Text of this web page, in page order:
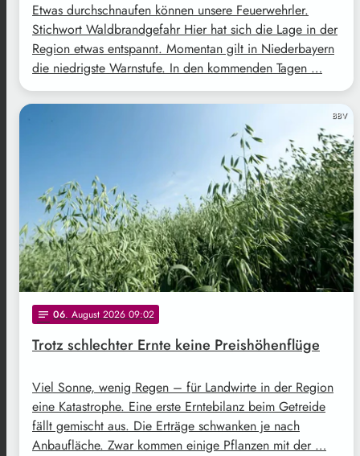
Etwas durchschnaufen können unsere Feuerwehrler.
Stichwort Waldbrandgefahr Hier hat sich die Lage in der
Region etwas entspannt. Momentan gilt in Niederbayern
die niedrigste Warnstufe. In den kommenden Tagen …
BBV
notes 06. August 2026 09:02
Trotz schlechter Ernte keine Preishöhenflüge
Viel Sonne, wenig Regen – für Landwirte in der Region
eine Katastrophe. Eine erste Erntebilanz beim Getreide
fällt gemischt aus. Die Erträge schwanken je nach
Anbaufläche. Zwar kommen einige Pflanzen mit der …